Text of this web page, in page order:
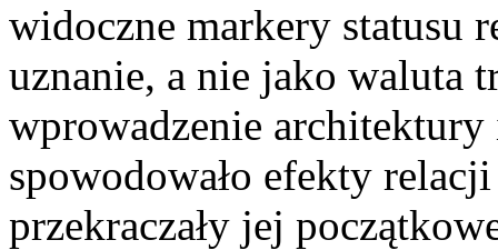
widoczne markery statusu
uznanie, a nie jako waluta
wprowadzenie
spowodowało efekty
przekraczały jej